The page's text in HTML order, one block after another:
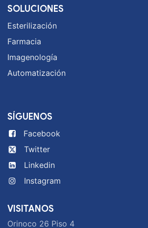
SOLUCIONES
Esterilización
Farmacia
Imagenología
Automatización
SÍGUENOS
Facebook
Twitter
Linkedin
Instagram
VISITANOS
Orinoco 26 Piso 4